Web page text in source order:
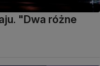
"Dwa różne